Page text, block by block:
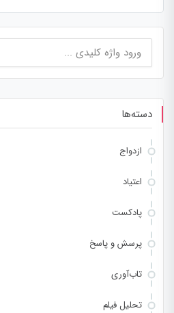
جستجو
برای:
دسته‌ها
ازدواج
اعتیاد
پادکست
پرسش و پاسخ
تاب‌آوری
تحلیل فیلم